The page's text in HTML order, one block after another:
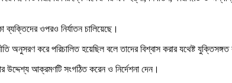
ব্যক্তিদের ওপরও নির্যাতন চালিয়েছে।
করে পরিচালিত হয়েছিল বলে তাদের বিশ্বাস করার যথেষ্ট যুক্তিসঙ্গত
উদ্দেশ্য আক্রমণটি সংগঠিত করেন ও নির্দেশনা দেন।